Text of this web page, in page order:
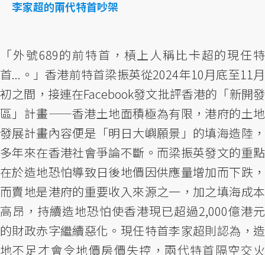
李家超的兩代特首吵架
「外號689的前特首，槓上人稱比卡超的現任特
首...。」香港前特首梁振英從2024年10月底至11月
初之間，接連在Facebook發文批評香港的「新開發
區」計畫——香港土地面積極為有限，港府的土地
發展計畫內容便是「明日大嶼願景」的填海造陸，
多年來在香港社會爭論不斷。而梁振英發文的重點
在於造地恐怕導致日後地價因供應量增加而下跌，
而賣地是港府的重要收入來源之一，加之填海成本
高昂，持續造地恐怕使香港現已超過2,000億港元
的財政赤字繼續惡化。現任特首李家超則認為，造
地不足才會令地價房價失控，兩代特首隔空交火